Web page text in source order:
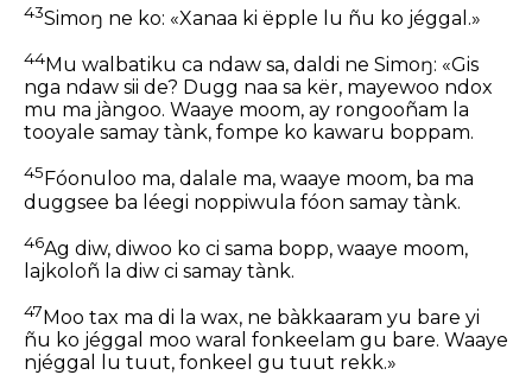
43Simoŋ ne ko: «Xanaa ki ëpple lu ñu ko jéggal.»
44Mu walbatiku ca ndaw sa, daldi ne Simoŋ: «Gis
nga ndaw sii de? Dugg naa sa kër, mayewoo ndox
mu ma jàngoo. Waaye moom, ay rongooñam la
tooyale samay tànk, fompe ko kawaru boppam.
45 Fóonuloo ma, dalale ma, waaye moom, ba ma
duggsee ba léegi noppiwula fóon samay tànk.
46Ag diw, diwoo ko ci sama bopp, waaye moom,
lajkoloñ la diw ci samay tànk.
47 Moo tax ma di la wax, ne bàkkaaram yu bare yi
ñu ko jéggal moo waral fonkeelam gu bare. Waaye
njéggal lu tuut, fonkeel gu tuut rekk.»